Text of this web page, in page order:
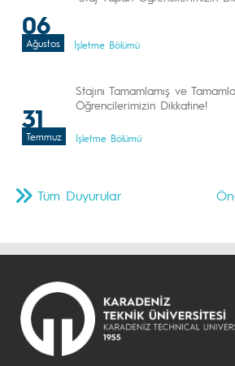
06
Ağustos İşletme Bölümü
31
Temmuz
Stajını Tamamlamış ve
Öğrencilerimizin Dikkatine!
İşletme Bölümü
Tüm Duyurular